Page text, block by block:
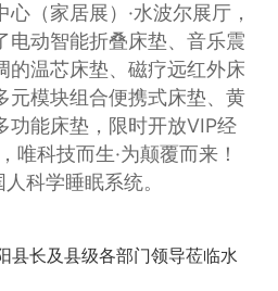
（家居展）·水波尔展厅，
电动智能折叠床垫、音乐震
的温芯床垫、磁疗远红外床
元模块组合便携式床垫、黄
功能床垫，限时开放VIP经
唯科技而生·为颠覆而来！
科学睡眠系统。
县长及县级各部门领导莅临水